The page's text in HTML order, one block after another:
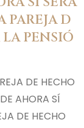
PAREJA D
PENSIÓ
DE HECHO
AHORA SÍ
DE HECHO